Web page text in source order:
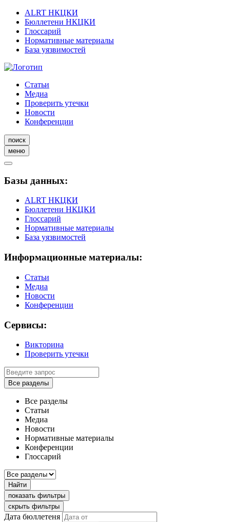
ALRT НКЦКИ
Бюллетени НКЦКИ
Глоссарий
Нормативные материалы
База уязвимостей
Статьи
Медиа
Проверить утечки
Новости
Конференции
поиск
меню
Базы данных:
ALRT НКЦКИ
Бюллетени НКЦКИ
Глоссарий
Нормативные материалы
База уязвимостей
Информационные материалы:
Статьи
Медиа
Новости
Конференции
Сервисы:
Викторина
Проверить утечки
Все разделы
Все разделы
Статьи
Медиа
Новости
Нормативные материалы
Конференции
Глоссарий
Найти
показать фильтры
скрыть фильтры
Дата бюллетеня